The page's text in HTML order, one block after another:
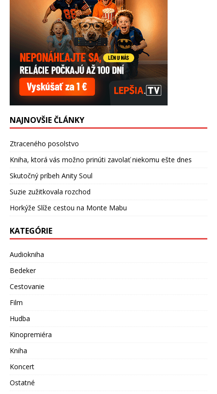
NAJNOVŠIE ČLÁNKY
Ztraceného posolstvo
Kniha, ktorá vás možno prinúti zavolať niekomu ešte dnes
Skutočný príbeh Anity Soul
Suzie zužitkovala rozchod
Horkýže Slíže cestou na Monte Mabu
KATEGÓRIE
Audiokniha
Bedeker
Cestovanie
Film
Hudba
Kinopremiéra
Kniha
Koncert
Ostatné